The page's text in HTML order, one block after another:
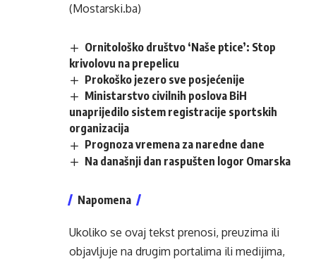
(Mostarski.ba)
Ornitološko društvo ‘Naše ptice’: Stop
krivolovu na prepelicu
Prokoško jezero sve posjećenije
Ministarstvo civilnih poslova BiH
unaprijedilo sistem registracije sportskih
organizacija
Prognoza vremena za naredne dane
Na današnji dan raspušten logor Omarska
Napomena
Ukoliko se ovaj tekst prenosi, preuzima ili
objavljuje na drugim portalima ili medijima,